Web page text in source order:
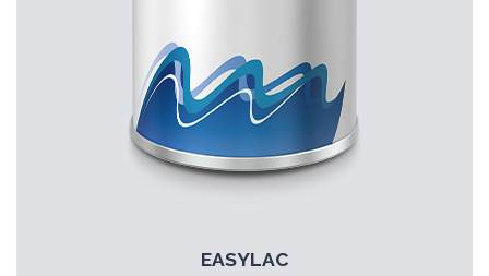
EASYLAC